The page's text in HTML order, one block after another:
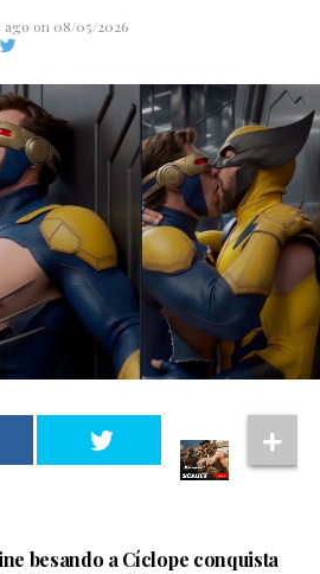
ago on 08/05/2026
besando a Cíclope conquista